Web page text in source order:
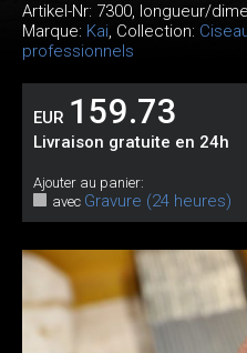
Artikel-Nr: 7300, longueur/
Marque: Kai, Collection:
professionnels
EUR 159.73
Livraison gratuite en 24h
Ajouter au panier:
avec Gravure (24 heures)